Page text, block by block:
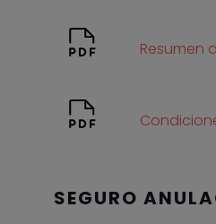
Resumen
SEGURO